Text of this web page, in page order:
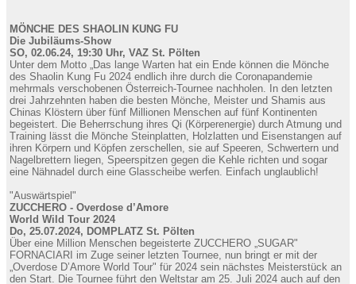
MÖNCHE DES SHAOLIN KUNG FU
Die Jubiläums-Show
SO, 02.06.24, 19:30 Uhr, VAZ St. Pölten
Unter dem Motto „Das lange Warten hat ein Ende können die Mönche
des Shaolin Kung Fu 2024 endlich ihre durch die Coronapandemie
mehrmals verschobenen Österreich-Tournee nachholen. In den letzten
drei Jahrzehnten haben die besten Mönche, Meister und Shamis aus
Chinas Klöstern über fünf Millionen Menschen auf fünf Kontinenten
begeistert. Die Beherrschung ihres Qi (Körperenergie) durch Atmung und
Training lässt die Mönche Steinplatten, Holzlatten und Eisenstangen auf
ihren Körpern und Köpfen zerschellen, sie auf Speeren, Schwertern und
Nagelbrettern liegen, Speerspitzen gegen die Kehle richten und sogar
eine Nähnadel durch eine Glasscheibe werfen. Einfach unglaublich!
"Auswärtspiel"
ZUCCHERO - Overdose d’Amore
World Wild Tour 2024
Do, 25.07.2024, DOMPLATZ St. Pölten
Über eine Million Menschen begeisterte ZUCCHERO „SUGAR"
FORNACIARI im Zuge seiner letzten Tournee, nun bringt er mit der
„Overdose D’Amore World Tour" für 2024 sein nächstes Meisterstück an
den Start. Die Tournee führt den Weltstar am 25. Juli 2024 auch auf den